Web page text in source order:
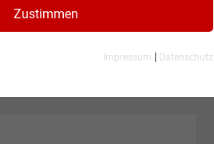
Zustimmen
Impressum | Datenschutz